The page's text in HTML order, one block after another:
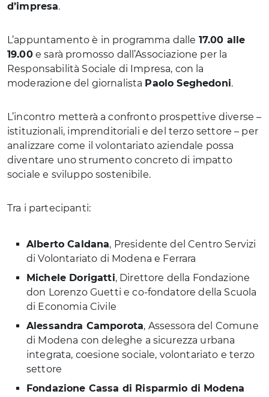
d’impresa.
L’appuntamento è in programma dalle 17.00 alle
19.00e sarà promosso dall’Associazione per la
Responsabilità Sociale di Impresa, con la
moderazione del giornalista Paolo Seghedoni.
L’incontro metterà a confronto prospettive diverse –
istituzionali, imprenditoriali e del terzo settore – per
analizzare come il volontariato aziendale possa
diventare uno strumento concreto di impatto
sociale e sviluppo sostenibile.
Tra i partecipanti:
Alberto Caldana, Presidente del Centro Servizi
di Volontariato di Modena e Ferrara
Michele Dorigatti, Direttore della Fondazione
don Lorenzo Guetti e co-fondatore della Scuola
di Economia Civile
Alessandra Camporota, Assessora del Comune
di Modena con deleghe a sicurezza urbana
integrata, coesione sociale, volontariato e terzo
settore
Fondazione Cassa di Risparmio di Modena